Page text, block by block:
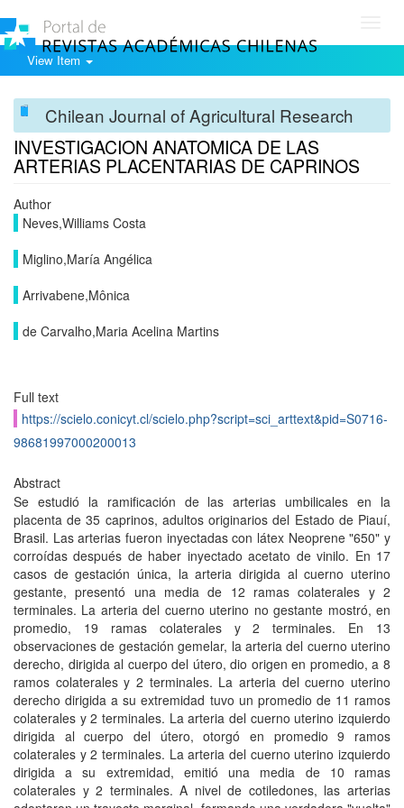
View Item
Chilean Journal of Agricultural Research
INVESTIGACION ANATOMICA DE LAS
ARTERIAS PLACENTARIAS DE CAPRINOS
Author
Neves,Williams Costa
Miglino,María Angélica
Arrivabene,Mônica
de Carvalho,Maria Acelina Martins
Full text
https://scielo.conicyt.cl/scielo.php?script=sci_arttext&pid=S0716-
98681997000200013
Abstract
Se estudió la ramificación de las arterias umbilicales en la
placenta de 35 caprinos, adultos originarios del Estado de Piauí,
Brasil. Las arterias fueron inyectadas con látex Neoprene "650" y
corroídas después de haber inyectado acetato de vinilo. En 17
casos de gestación única, la arteria dirigida al cuerno uterino
gestante, presentó una media de 12 ramas colaterales y 2
terminales. La arteria del cuerno uterino no gestante mostró, en
promedio, 19 ramas colaterales y 2 terminales. En 13
observaciones de gestación gemelar, la arteria del cuerno uterino
derecho, dirigida al cuerpo del útero, dio origen en promedio, a 8
ramos colaterales y 2 terminales. La arteria del cuerno uterino
derecho dirigida a su extremidad tuvo un promedio de 11 ramos
colaterales y 2 terminales. La arteria del cuerno uterino izquierdo
dirigida al cuerpo del útero, otorgó en promedio 9 ramos
colaterales y 2 terminales. La arteria del cuerno uterino izquierdo
dirigida a su extremidad, emitió una media de 10 ramas
colaterales y 2 terminales. A nivel de cotiledones, las arterias